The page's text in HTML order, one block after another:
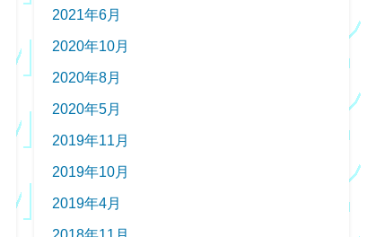
2021年6月
2020年10月
2020年8月
2020年5月
2019年11月
2019年10月
2019年4月